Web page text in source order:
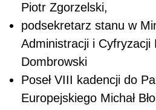
Piotr Zgorzelski,
podsekretarz stanu w
Administracji i Cyfryzacji
Dombrowski
Poseł VIII kadencji do
Europejskiego Michał